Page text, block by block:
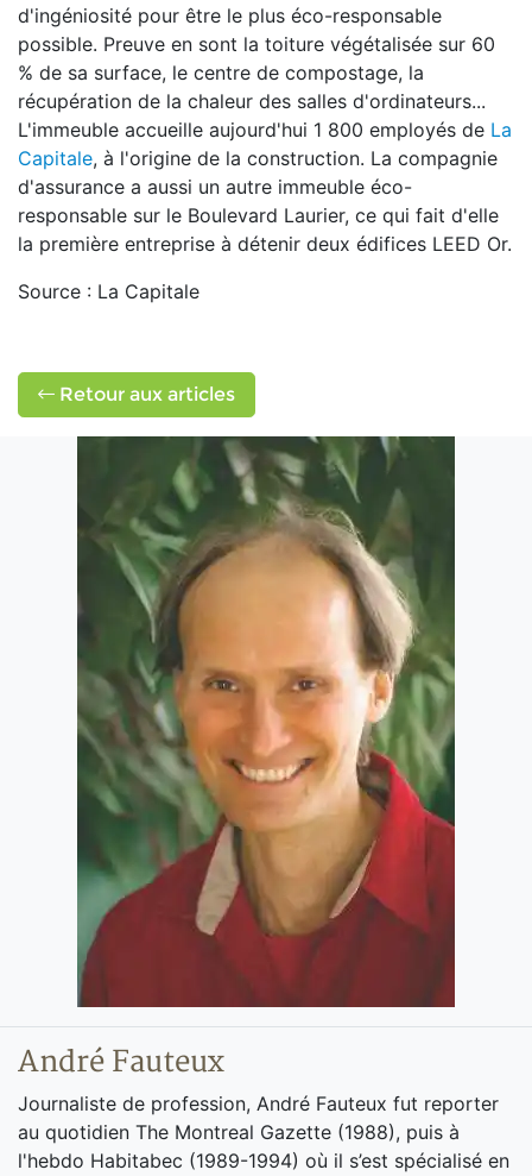
d'ingéniosité pour être le plus éco-responsable
possible. Preuve en sont la toiture végétalisée sur 60
% de sa surface, le centre de compostage, la
récupération de la chaleur des salles d'ordinateurs...
L'immeuble accueille aujourd'hui 1 800 employés de La
Capitale, à l'origine de la construction. La compagnie
d'assurance a aussi un autre immeuble éco-
responsable sur le Boulevard Laurier, ce qui fait d'elle
la première entreprise à détenir deux édifices LEED Or.
Source : La Capitale
Retour aux articles
André Fauteux
Journaliste de profession, André Fauteux fut reporter
au quotidien The Montreal Gazette (1988), puis à
l'hebdo Habitabec (1989-1994) où il s’est spécialisé en